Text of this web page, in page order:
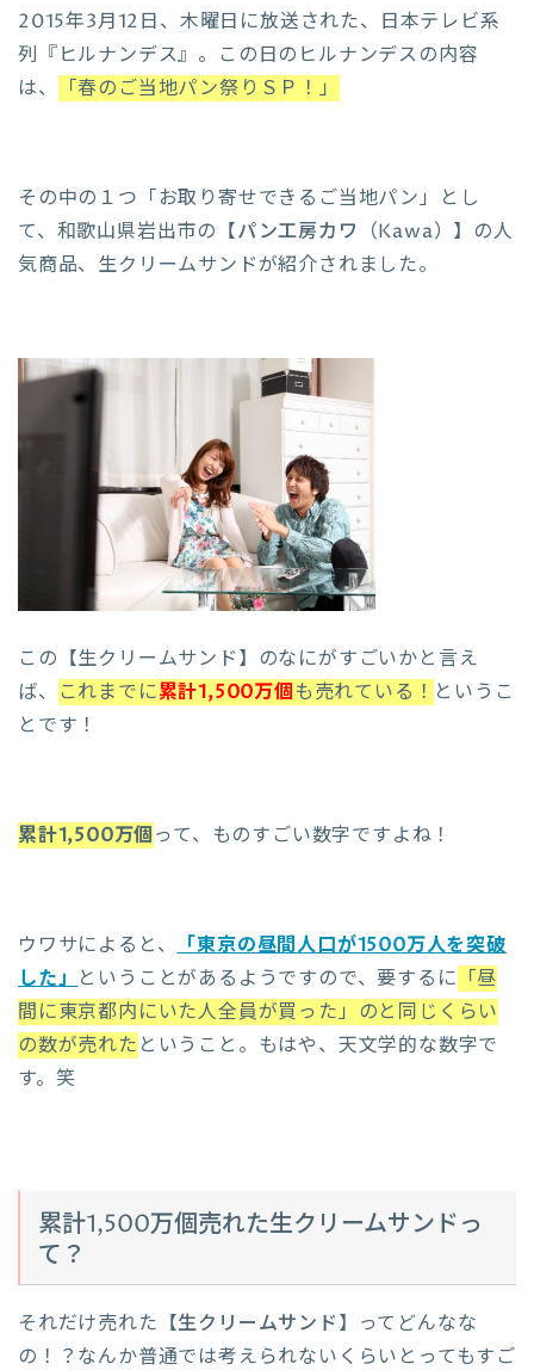
2015年3月12日、木曜日に放送された、日本テレビ系
列『ヒルナンデス』。この日のヒルナンデスの内容
は、
「春のご当地パン祭りＳＰ！」
その中の１つ「お取り寄せできるご当地パン」とし
て、和歌山県岩出市の【パン工房カワ （Kawa）】の人
気商品、生クリームサンドが紹介されました。
この【生クリームサンド】のなにがすごいかと言え
ば、
これまでに累計1,500万個も売れている！ というこ
とです！
累計1,500万個って、ものすごい数字ですよね！
ウワサによると、
「東京の昼間人口が1500万人を突破
した」 ということがあるようですので、要するに 「昼
間に東京都内にいた人全員が買った」のと同じくらい
の数が売れた ということ。もはや、天文学的な数字で
す。笑
累計1,500万個売れた生クリームサンドっ
て？
それだけ売れた【生クリームサンド】ってどんなな
の！？なんか普通では考えられないくらいとってもすご